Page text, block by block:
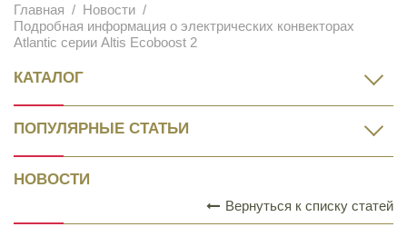
Главная
Новости
Подробная информация о электрических конвекторах
Atlantic серии Altis Ecoboost 2
КАТАЛОГ
ПОПУЛЯРНЫЕ СТАТЬИ
НОВОСТИ
Вернуться к списку статей